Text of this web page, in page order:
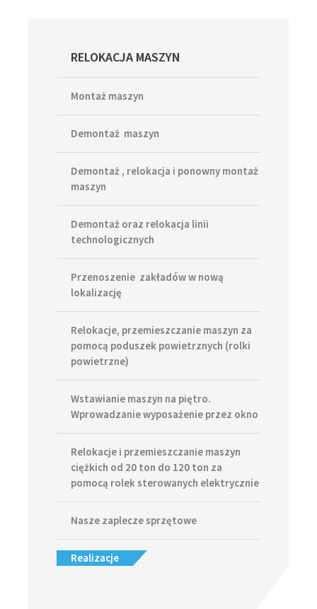
Primary
RELOKACJA MASZYN
Montaż maszyn
Demontaż maszyn
Demontaż , relokacja i ponowny montaż
maszyn
Demontaż oraz relokacja linii
technologicznych
Przenoszenie zakładów w nową
lokalizację
Relokacje, przemieszczanie maszyn za
pomocą poduszek powietrznych (rolki
powietrzne)
Wstawianie maszyn na piętro.
Wprowadzanie wyposażenie przez okno
Relokacje i przemieszczanie maszyn
ciężkich od 20 ton do 120 ton za
pomocą rolek sterowanych elektrycznie
Nasze zaplecze sprzętowe
Realizacje